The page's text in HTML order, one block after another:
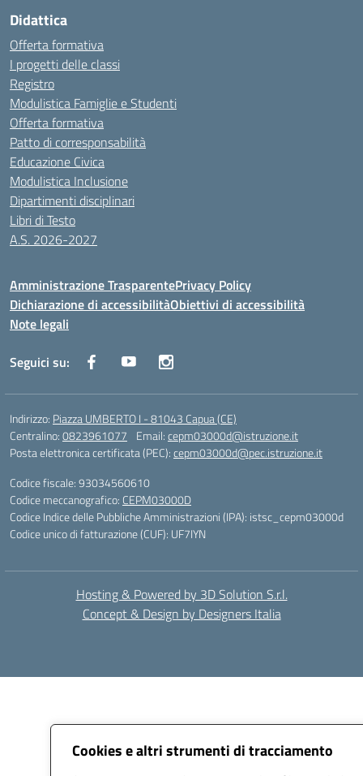
Cookies e altri strumenti di tracciamento
Didattica
Offerta formativa
I progetti delle classi
Registro
Modulistica Famiglie e Studenti
Offerta formativa
Patto di corresponsabilità
Educazione Civica
Modulistica Inclusione
Dipartimenti disciplinari
Libri di Testo
A.S. 2026-2027
Amministrazione TrasparentePrivacy Policy
Dichiarazione di accessibilitàObiettivi di accessibilità
Note legali
Seguici su:
Indirizzo: Piazza UMBERTO I - 81043 Capua (CE)
Centralino:0823961077 Email:cepm03000d@istruzione.it
Posta elettronica certificata (PEC):cepm03000d@pec.istruzione.it
Codice fiscale: 93034560610
Codice meccanografico: CEPM03000D
Codice Indice delle Pubbliche Amministrazioni (IPA): istsc_cepm03000d
Codice unico di fatturazione (CUF): UF7IYN
Hosting & Powered by 3D Solution S.r.l.
Concept & Design by Designers Italia